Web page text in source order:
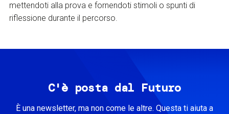
mettendoti alla prova e fornendoti stimoli o spunti di
riflessione durante il percorso.
C'è posta dal Futuro
È una newsletter, ma non come le altre. Questa ti aiuta a